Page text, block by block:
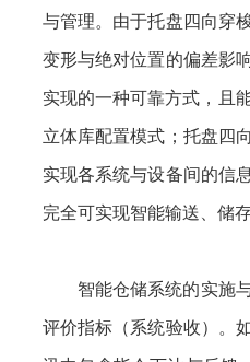
与管理。由于托盘四向穿
变形与绝对位置的偏差影
实现的一种可靠方式，且
立体库配置模式；托盘四
实现各系统与设备间的信
完全可实现智能输送、储
智能仓储系统的实施
评价指标（系统验收）。